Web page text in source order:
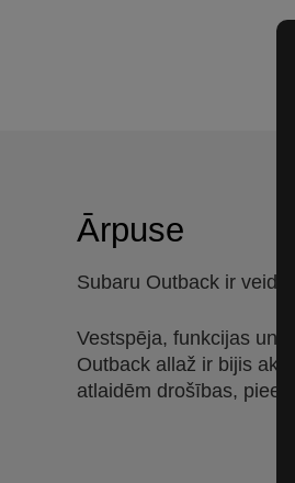
Ārpuse
Subaru Outback ir
Vestspēja, funkcijas un
Outback allaž ir bijis
atlaidēm drošības,